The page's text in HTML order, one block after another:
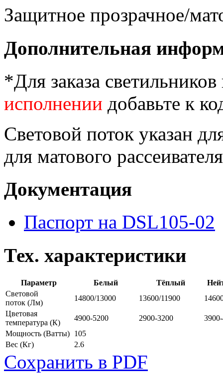
Защитное прозрачное/
Дополнительная
*Для заказа
исполнении добавьте к
Световой поток указан
для матового
Документация
Паспорт на DSL105-02
Тех. характеристики
Параметр Белый Тёплый
Световой
поток (Лм)
14800/13000 13600/11900
Цветовая
температура (К)
4900-5200 2900-3200
Мощность (Ватты) 105
Вес (Кг) 2.6
Сохранить в PDF